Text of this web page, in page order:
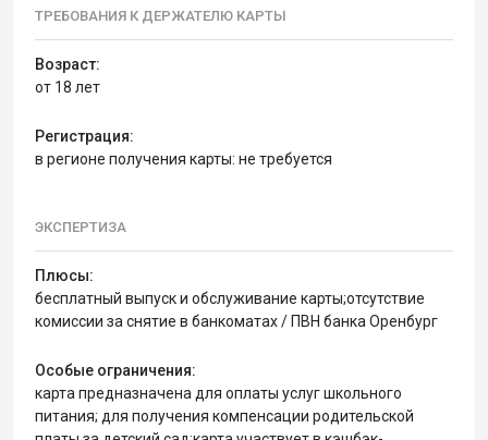
ТРЕБОВАНИЯ К ДЕРЖАТЕЛЮ КАРТЫ
Возраст:
от 18 лет
Регистрация:
в регионе получения карты: не требуется
ЭКСПЕРТИЗА
Плюсы:
бесплатный выпуск и обслуживание карты;отсутствие
комиссии за снятие в банкоматах / ПВН банка Оренбург
Особые ограничения:
карта предназначена для оплаты услуг школьного
питания; для получения компенсации родительской